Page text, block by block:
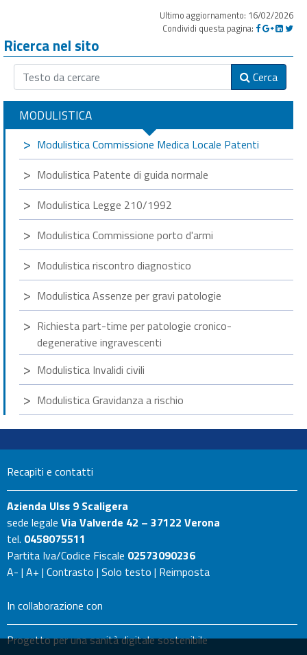
Ultimo aggiornamento: 16/02/2026
Condividi questa pagina:
Ricerca nel sito
Cerca
MODULISTICA
Modulistica Commissione Medica Locale Patenti
Modulistica Patente di guida normale
Modulistica Legge 210/1992
Modulistica Commissione porto d'armi
Modulistica riscontro diagnostico
Modulistica Assenze per gravi patologie
Richiesta part-time per patologie cronico-
degenerative ingravescenti
Modulistica Invalidi civili
Modulistica Gravidanza a rischio
Recapiti e contatti
Azienda Ulss 9 Scaligera
sede legale Via Valverde 42 – 37122 Verona
tel. 0458075511
Partita Iva/Codice Fiscale 02573090236
A- | A+ | Contrasto | Solo testo | Reimposta
In collaborazione con
Progetto per una sanità digitale sostenibile